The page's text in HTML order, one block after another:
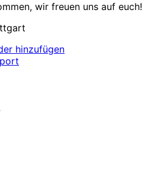
wir freuen uns auf euch!
hinzufügen